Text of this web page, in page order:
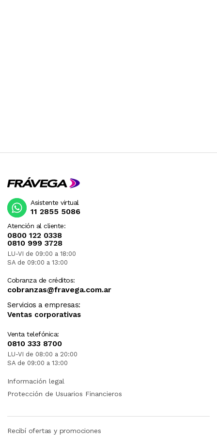
Atención al cliente:
0800 122 0338
0810 999 3728
LU-VI de 09:00 a 18:00
SA de 09:00 a 13:00
Cobranza de créditos:
cobranzas@fravega.com.ar
Servicios a empresas:
Ventas corporativas
Venta telefónica:
0810 333 8700
LU-VI de 08:00 a 20:00
SA de 09:00 a 13:00
Asistente virtual
11 2855 5086
Información legal
Protección de Usuarios Financieros
Recibí ofertas y promociones